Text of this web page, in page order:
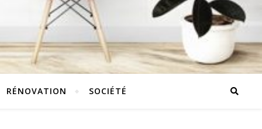
RÉNOVATION SOCIÉTÉ